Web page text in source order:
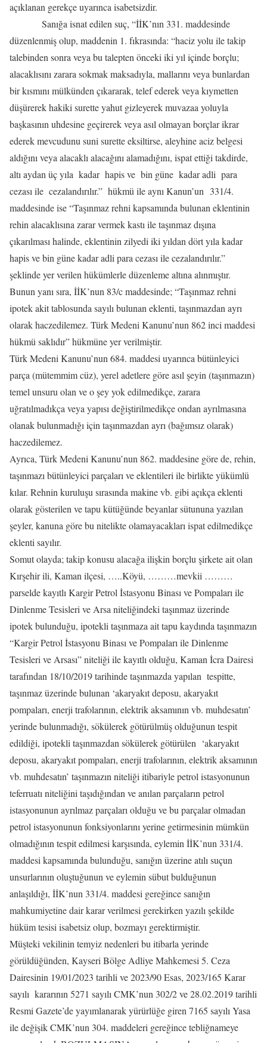
açıklanan gerekçe uyarınca isabetsizdir.
Sanığa isnat edilen suç, “İİK’nın 331. maddesinde
düzenlenmiş olup, maddenin 1. fıkrasında: “haciz yolu ile takip
talebinden sonra veya bu talepten önceki iki yıl içinde borçlu;
alacaklısını zarara sokmak maksadıyla, mallarını veya bunlardan
bir kısmını mülkünden çıkararak, telef ederek veya kıymetten
düşürerek hakiki surette yahut gizleyerek muvazaa yoluyla
başkasının uhdesine geçirerek veya asıl olmayan borçlar ikrar
ederek mevcudunu suni surette eksiltirse, aleyhine aciz belgesi
aldığını veya alacaklı alacağını alamadığını, ispat ettiği takdirde,
altı aydan üç yıla kadar hapis ve bin güne kadar adli para
cezası ile cezalandırılır.” hükmü ile aynı Kanun’un 331/4.
maddesinde ise “Taşınmaz rehni kapsamında bulunan eklentinin
rehin alacaklısına zarar vermek kastı ile taşınmaz dışına
çıkarılması halinde, eklentinin zilyedi iki yıldan dört yıla kadar
hapis ve bin güne kadar adli para cezası ile cezalandırılır.”
şeklinde yer verilen hükümlerle düzenleme altına alınmıştır.
Bunun yanı sıra, İİK’nun 83/c maddesinde; “Taşınmaz rehni
ipotek akit tablosunda sayılı bulunan eklenti, taşınmazdan ayrı
olarak haczedilemez. Türk Medeni Kanunu’nun 862 inci maddesi
hükmü saklıdır” hükmüne yer verilmiştir.
Türk Medeni Kanunu’nun 684. maddesi uyarınca bütünleyici
parça (mütemmim cüz), yerel adetlere göre asıl şeyin (taşınmazın)
temel unsuru olan ve o şey yok edilmedikçe, zarara
uğratılmadıkça veya yapısı değiştirilmedikçe ondan ayrılmasına
olanak bulunmadığı için taşınmazdan ayrı (bağımsız olarak)
haczedilemez.
Ayrıca, Türk Medeni Kanunu’nun 862. maddesine göre de, rehin,
taşınmazı bütünleyici parçaları ve eklentileri ile birlikte yükümlü
kılar. Rehnin kuruluşu sırasında makine vb. gibi açıkça eklenti
olarak gösterilen ve tapu kütüğünde beyanlar sütununa yazılan
şeyler, kanuna göre bu nitelikte olamayacakları ispat edilmedikçe
eklenti sayılır.
Somut olayda; takip konusu alacağa ilişkin borçlu şirkete ait olan
Kırşehir ili, Kaman ilçesi, …..Köyü, ………mevkii ………
parselde kayıtlı Kargir Petrol İstasyonu Binası ve Pompaları ile
Dinlenme Tesisleri ve Arsa niteliğindeki taşınmaz üzerinde
ipotek bulunduğu, ipotekli taşınmaza ait tapu kaydında taşınmazın
“Kargir Petrol İstasyonu Binası ve Pompaları ile Dinlenme
Tesisleri ve Arsası” niteliği ile kayıtlı olduğu, Kaman İcra Dairesi
tarafından 18/10/2019 tarihinde taşınmazda yapılan tespitte,
taşınmaz üzerinde bulunan ‘akaryakıt deposu, akaryakıt
pompaları, enerji trafolarının, elektrik aksamının vb. muhdesatın’
yerinde bulunmadığı, sökülerek götürülmüş olduğunun tespit
edildiği, ipotekli taşınmazdan sökülerek götürülen ‘akaryakıt
deposu, akaryakıt pompaları, enerji trafolarının, elektrik aksamının
vb. muhdesatın’ taşınmazın niteliği itibariyle petrol istasyonunun
teferruatı niteliğini taşıdığından ve anılan parçaların petrol
istasyonunun ayrılmaz parçaları olduğu ve bu parçalar olmadan
petrol istasyonunun fonksiyonlarını yerine getirmesinin mümkün
olmadığının tespit edilmesi karşısında, eylemin İİK’nun 331/4.
maddesi kapsamında bulunduğu, sanığın üzerine atılı suçun
unsurlarının oluştuğunun ve eylemin sübut bulduğunun
anlaşıldığı, İİK’nun 331/4. maddesi gereğince sanığın
mahkumiyetine dair karar verilmesi gerekirken yazılı şekilde
hüküm tesisi isabetsiz olup, bozmayı gerektirmiştir.
Müşteki vekilinin temyiz nedenleri bu itibarla yerinde
görüldüğünden, Kayseri Bölge Adliye Mahkemesi 5. Ceza
Dairesinin 19/01/2023 tarihli ve 2023/90 Esas, 2023/165 Karar
sayılı kararının 5271 sayılı CMK’nun 302/2 ve 28.02.2019 tarihli
Resmi Gazete’de yayımlanarak yürürlüğe giren 7165 sayılı Yasa
ile değişik CMK’nun 304. maddeleri gereğince tebliğnameye